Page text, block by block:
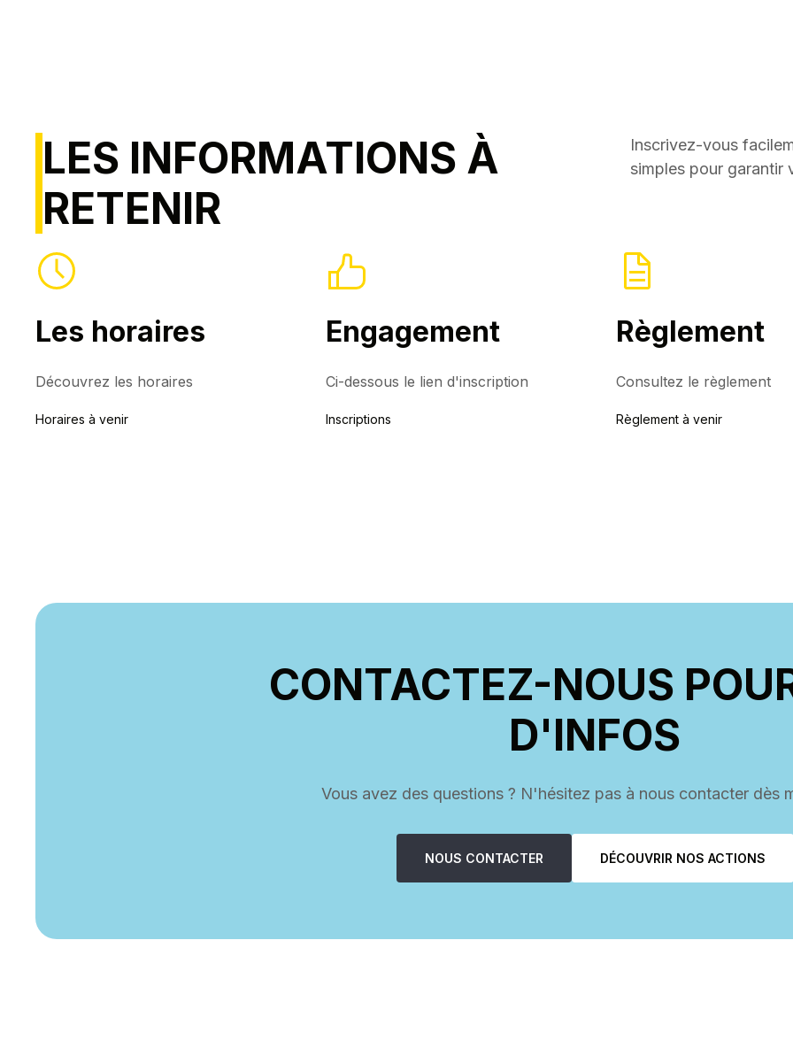
LES INFORMATIONS À
RETENIR
Inscrivez-vous
simples pour garantir
Les horaires
Découvrez les horaires
Horaires à venir
Engagement
Ci-dessous le lien d'inscription
Inscriptions
Règlement
Consultez le règlement
Règlement à venir
CONTACTEZ-NOUS
D'INFOS
Vous avez des questions ? N'hésitez pas à nous contacter dès
NOUS CONTACTER DÉCOUVRIR NOS ACTIONS